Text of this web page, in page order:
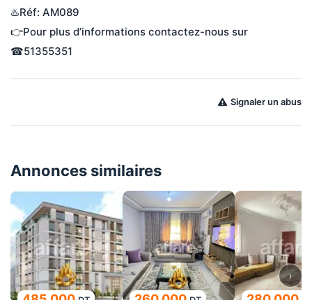
♨️Réf: AM089
👉Pour plus d’informations contactez-nous sur
☎51355351
Signaler un abus
Annonces similaires
›